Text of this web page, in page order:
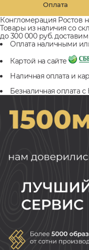
Оплата
Конгломерация Ростов
Товары из наличия со
до 300 000 руб.
Оплата наличными
Картой на сайте
Наличная оплата и
Безналичная оплата